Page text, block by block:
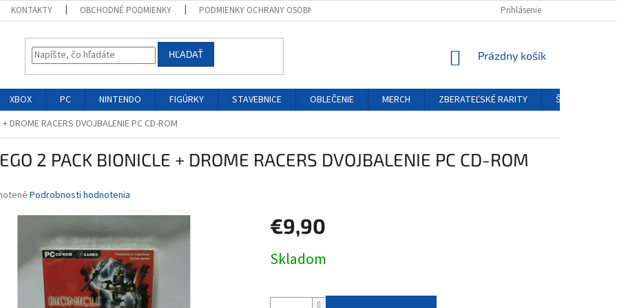
KONTAKTY OBCHODNÉ PODMIENKY PODMIENKY OCHRANY OSOBNÝCH ÚDAJOV FORMULÁR ODSTÚPENIA
Prihlásenie
HĽADAŤ
NÁKUPNÝ
Prázdny košík
XBOX PC NINTENDO FIGÚRKY STAVEBNICE OBLEČENIE MERCH ZBERATEĽSKÉ RARITY
ŠPECIÁLNE
DROME RACERS DVOJBALENIE PC CD-ROM
2 PACK BIONICLE + DROME RACERS DVOJBALENIE PC CD-ROM
Podrobnosti hodnotenia
€9,90
cena:
Skladom